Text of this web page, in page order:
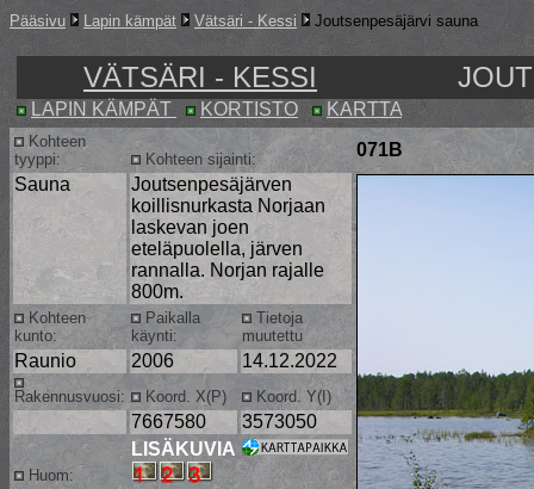
Pääsivu Lapin kämpät Vätsäri - Kessi Joutsenpesäjärvi sauna
VÄTSÄRI - KESSI
LAPIN KÄMPÄT KORTISTO KARTTA
Kohteen
tyyppi:
Kohteen sijainti:
071B
Sauna
Joutsenpesäjärven
koillisnurkasta Norjaan
laskevan joen
eteläpuolella, järven
rannalla. Norjan rajalle
800m.
Kohteen
kunto:
Paikalla
käynti:
Tietoja
muutettu
Raunio 2006 14.12.2022
Rakennusvuosi: Koord. X(P) Koord. Y(I)
7667580 3573050
Huom:
LISÄKUVIA